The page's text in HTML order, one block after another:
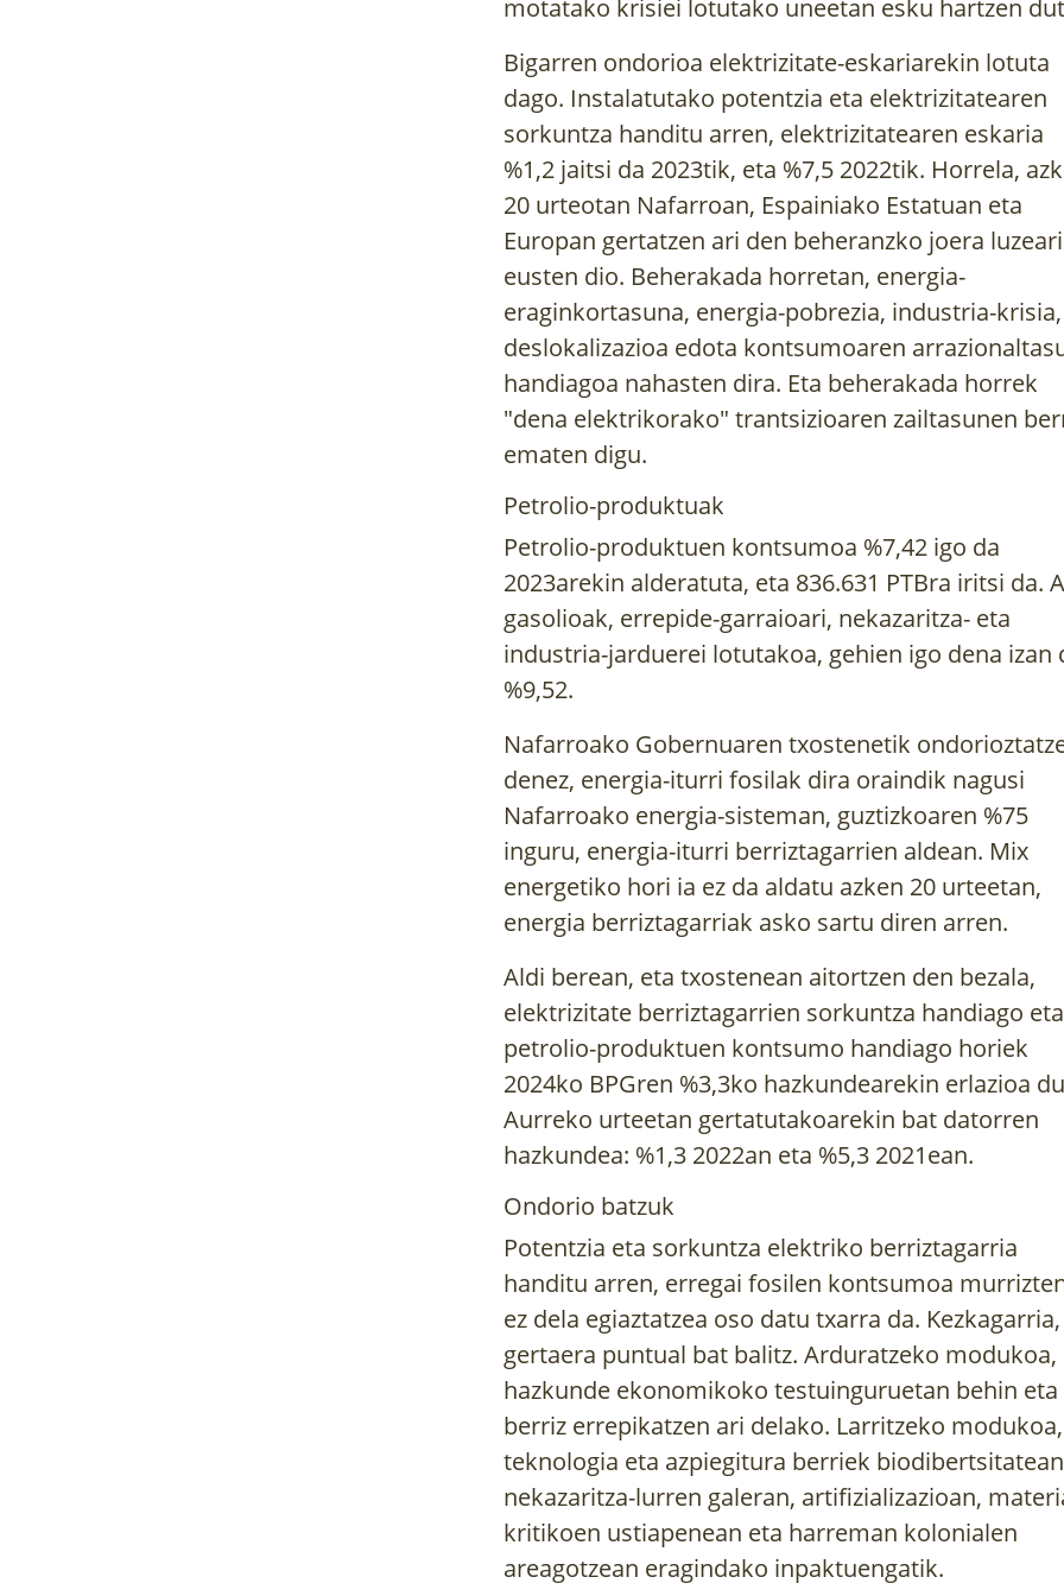
motatako krisiei lotutako uneetan esku hartzen
Bigarren ondorioa elektrizitate-eskariarekin lotuta
dago. Instalatutako potentzia eta elektrizitatearen
sorkuntza handitu arren, elektrizitatearen eskaria
%1,2 jaitsi da 2023tik, eta %7,5 2022tik. Horrela,
20 urteotan Nafarroan, Espainiako Estatuan eta
Europan gertatzen ari den beheranzko joera luzeari
eusten dio. Beherakada horretan, energia-
eraginkortasuna, energia-pobrezia, industria-krisia,
deslokalizazioa edota kontsumoaren
handiagoa nahasten dira. Eta beherakada horrek
"dena elektrikorako" trantsizioaren zailtasunen
ematen digu.
Petrolio-produktuak
Petrolio-produktuen kontsumoa %7,42 igo da
2023arekin alderatuta, eta 836.631 PTBra iritsi da. A
gasolioak, errepide-garraioari, nekazaritza- eta
industria-jarduerei lotutakoa, gehien igo dena izan
%9,52.
Nafarroako Gobernuaren txostenetik
denez, energia-iturri fosilak dira oraindik nagusi
Nafarroako energia-sisteman, guztizkoaren %75
inguru, energia-iturri berriztagarrien aldean. Mix
energetiko hori ia ez da aldatu azken 20 urteetan,
energia berriztagarriak asko sartu diren arren.
Aldi berean, eta txostenean aitortzen den bezala,
elektrizitate berriztagarrien sorkuntza handiago eta
petrolio-produktuen kontsumo handiago horiek
2024ko BPGren %3,3ko hazkundearekin erlazioa
Aurreko urteetan gertatutakoarekin bat datorren
hazkundea: %1,3 2022an eta %5,3 2021ean.
Ondorio batzuk
Potentzia eta sorkuntza elektriko berriztagarria
handitu arren, erregai fosilen kontsumoa
ez dela egiaztatzea oso datu txarra da. Kezkagarria,
gertaera puntual bat balitz. Arduratzeko modukoa,
hazkunde ekonomikoko testuinguruetan behin eta
berriz errepikatzen ari delako. Larritzeko modukoa,
teknologia eta azpiegitura berriek
nekazaritza-lurren galeran, artifizializazioan,
kritikoen ustiapenean eta harreman kolonialen
areagotzean eragindako inpaktuengatik.